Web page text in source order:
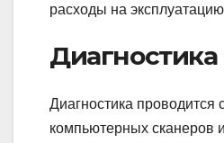
расходы на
Диагностика проводится
компьютерных сканеров и